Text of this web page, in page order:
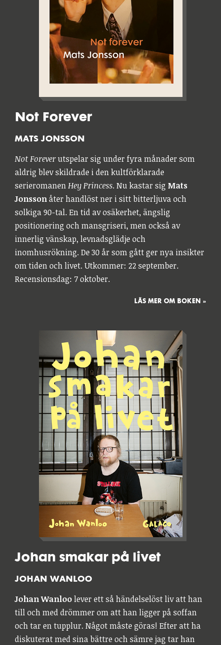
Not Forever
MATS JONSSON
Not Foreverutspelar sig under fyra månader som
aldrig blev skildrade i den kultförklarade
serieromanenHey Princess. Nu kastar sig Mats
Jonssonåter handlöst ner i sitt bitterljuva och
solkiga 90-tal. En tid av osäkerhet, ängslig
positionering och mansgriseri, men också av
innerlig vänskap, levnadsglädje och
inomhusrökning. De 30 år som gått ger nya insikter
om tiden och livet. Utkommer: 22 september.
Recensionsdag: 7 oktober.
LÄS MER OM BOKEN »
Johan smakar på livet
JOHAN WANLOO
Johan Wanloolever ett så händelselöst liv att han
till och med drömmer om att han ligger på soffan
och tar en tupplur. Något måste göras! Efter att ha
diskuterat med sina bättre och sämre jag tar han